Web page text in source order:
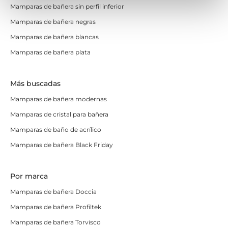
de bañera con puertas correderas también
tener las hojas serigrafiadas
Darás a tu aseo un aire espectacular si eliges alguna
con impresión digital.
corredera tienes la opción de que tenga
serie y en otro lo puedes solicitar. Siempre es algo que
recomendamos a nuestros clientes, pues facilita mucho
el mantenimiento de la mampara.
En cuestión de perfilería puedes elegir también
corredera. Puede que la quieras
perfilería negra.
Mamparas de bañera sin perfil inferior
Mamparas de bañera negras
Mamparas de bañera blancas
Mamparas de bañera plata
Más buscadas
Mamparas de bañera modernas
Mamparas de cristal para bañera
Mamparas de baño de acrílico
Mamparas de bañera Black Friday
Por marca
Mamparas de bañera Doccia
Mamparas de bañera Profiltek
Mamparas de bañera Torvisco